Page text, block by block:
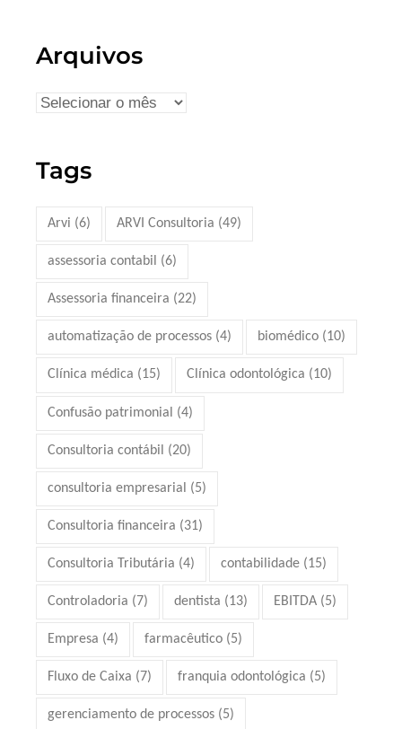
Arquivos
Tags
Arvi (6) ARVI Consultoria (49)
assessoria contabil (6)
Assessoria financeira (22)
automatização de processos (4) biomédico (10)
Clínica médica (15) Clínica odontológica (10)
Confusão patrimonial (4)
Consultoria contábil (20)
consultoria empresarial (5)
Consultoria financeira (31)
Consultoria Tributária (4) contabilidade (15)
Controladoria (7) dentista (13) EBITDA (5)
Empresa (4) farmacêutico (5)
Fluxo de Caixa (7) franquia odontológica (5)
gerenciamento de processos (5)